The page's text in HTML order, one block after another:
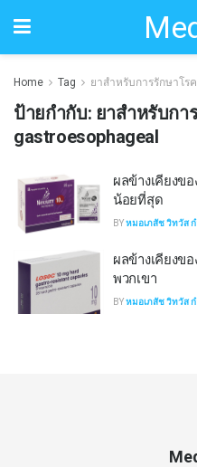
Home Tag ยาสำหรับการรักษาโร
ป้ายกำกับ: ยาสำหรับกา
gastroesophageal
ผลข้างเคียงข
น้อยที่สุด
BYหมอเภสัช วิทวัส
ผลข้างเคียงข
พวกเขา
BYหมอเภสัช วิทวัส